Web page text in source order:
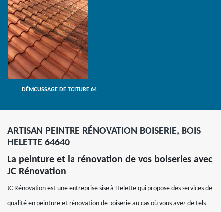
DÉMOUSSAGE DE TOITURE 64
ARTISAN PEINTRE RÉNOVATION BOISERIE, BOIS
HELETTE 64640
La peinture et la rénovation de vos boiseries avec
JC Rénovation
JC Rénovation est une entreprise sise à Helette qui propose des services de
qualité en peinture et rénovation de boiserie au cas où vous avez de tels